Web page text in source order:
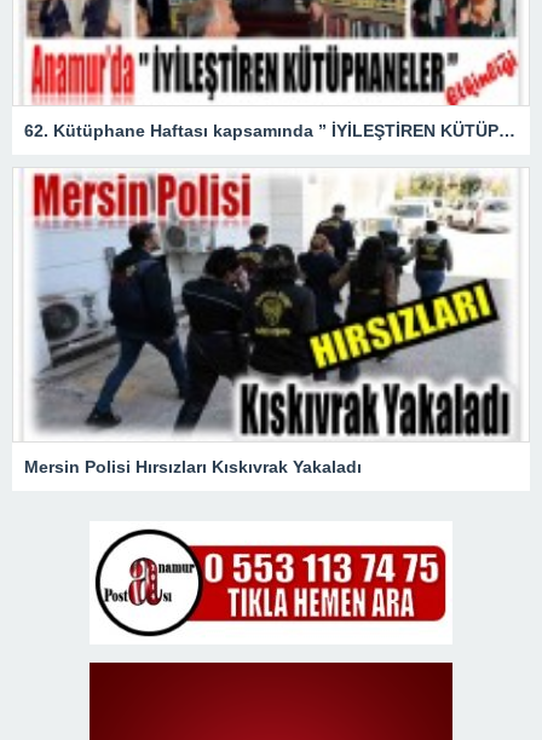
62. Kütüphane Haftası kapsamında ” İYİLEŞTİREN KÜTÜPHANELER ” etkinliği düzenlendi.
Mersin Polisi Hırsızları Kıskıvrak Yakaladı